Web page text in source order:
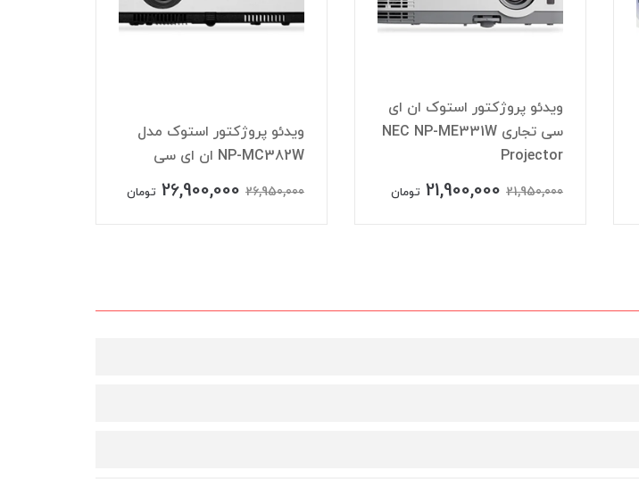
ویدئو پروژکتور استوک ان ای
سی تجاری NEC NP-ME331W
Projector
21,950,000
21,900,000 تومان
ویدئو پروژکتور استوک مدل
NP-MC382W ان ای سی
26,950,000
26,900,000 تومان